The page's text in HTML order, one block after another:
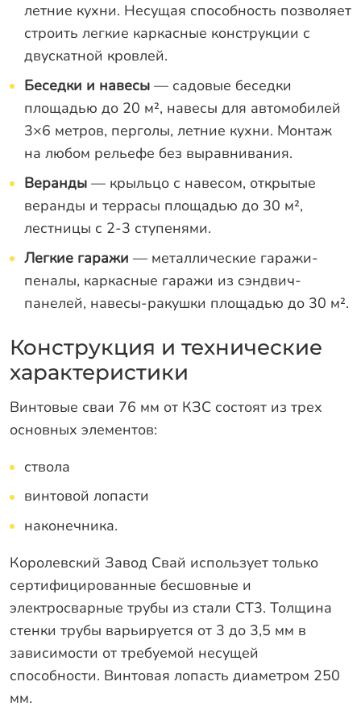
летние кухни. Несущая способность позволяет
строить легкие каркасные конструкции с
двускатной кровлей.
Беседки и навесы— садовые беседки
площадью до 20 м², навесы для автомобилей
3×6 метров, перголы, летние кухни. Монтаж
на любом рельефе без выравнивания.
Веранды — крыльцо с навесом, открытые
веранды и террасы площадью до 30 м²,
лестницы с 2-3 ступенями.
Легкие гаражи — металлические гаражи-
пеналы, каркасные гаражи из сэндвич-
панелей, навесы-ракушки площадью до 30 м².
Конструкция и технические
характеристики
Винтовые сваи 76 мм от КЗС состоят из трех
основных элементов:
ствола
винтовой лопасти
наконечника.
Королевский Завод Свай использует только
сертифицированные бесшовные и
электросварные трубы из стали СТ3. Толщина
стенки трубы варьируется от 3 до 3,5 мм в
зависимости от требуемой несущей
способности. Винтовая лопасть диаметром 250
мм.